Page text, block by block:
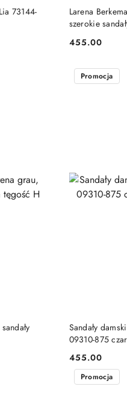
73144-
Larena
szerokie
Cena:
455.00
Sandały
09310-875
Cena:
455.00
Promocja
Promocja